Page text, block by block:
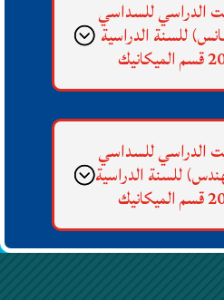
الدراسي للسداسي
للسنة الدراسية
الدراسي للسداسي
للسنة الدراسية